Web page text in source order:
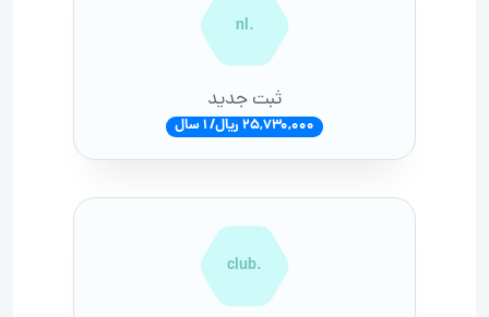
.nl
ثبت جدید
25,730,000 ریال/ 1 سال
.club